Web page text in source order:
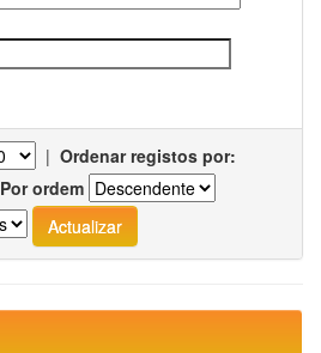
| Ordenar registos por:
Por ordem